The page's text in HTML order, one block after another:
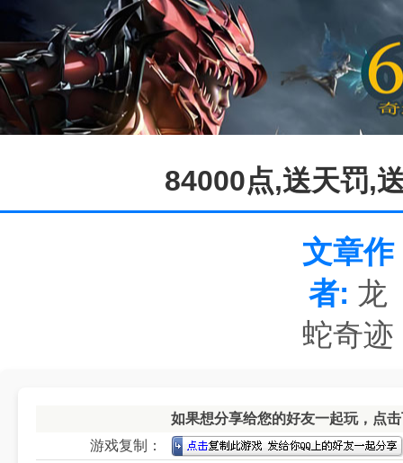
84000点,送天罚,
文章作
者: 龙
蛇奇迹
如果想分享给您的好友一起玩，点
游戏复制：